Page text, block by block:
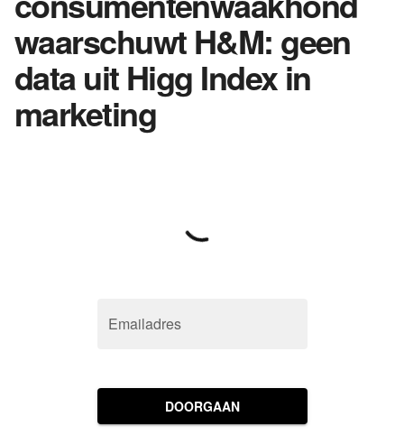
waarschuwt H&M: geen
data uit Higg Index in
marketing
Emailadres
DOORGAAN